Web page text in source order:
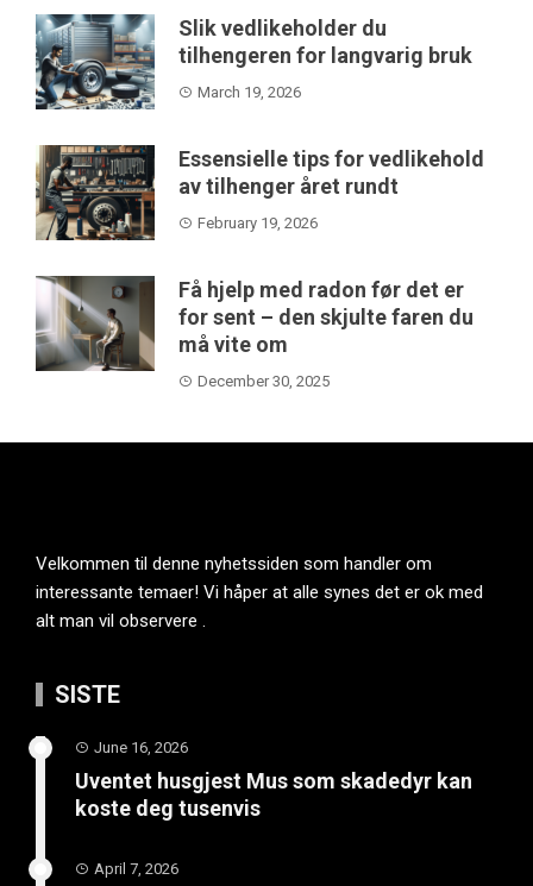
Slik vedlikeholder du
tilhengeren for langvarig bruk
March 19, 2026
Essensielle tips for vedlikehold
av tilhenger året rundt
February 19, 2026
Få hjelp med radon før det er
for sent – den skjulte faren du
må vite om
December 30, 2025
Velkommen til denne nyhetssiden som handler om
interessante temaer! Vi håper at alle synes det er ok med
alt man vil observere .
SISTE
June 16, 2026
Uventet husgjest Mus som skadedyr kan
koste deg tusenvis
April 7, 2026